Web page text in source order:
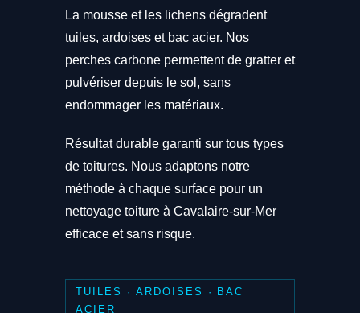
La mousse et les lichens dégradent
tuiles, ardoises et bac acier. Nos
perches carbone permettent de gratter et
pulvériser depuis le sol, sans
endommager les matériaux.
Résultat durable garanti sur tous types
de toitures. Nous adaptons notre
méthode à chaque surface pour un
nettoyage toiture à Cavalaire-sur-Mer
efficace et sans risque.
TUILES · ARDOISES · BAC
ACIER